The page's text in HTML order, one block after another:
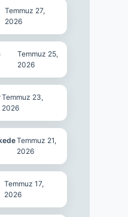
Temmuz 27,
2026
Temmuz 25,
2026
Temmuz 23,
2026
Temmuz 21,
2026
Temmuz 17,
2026